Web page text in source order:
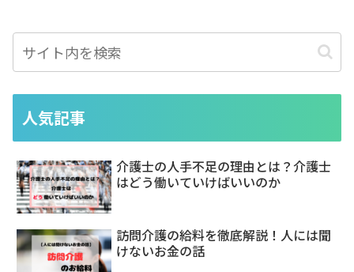
人気記事
介護士の人手不足の理由とは？介護士
はどう働いていけばいいのか
訪問介護の給料を徹底解説！人には聞
けないお金の話